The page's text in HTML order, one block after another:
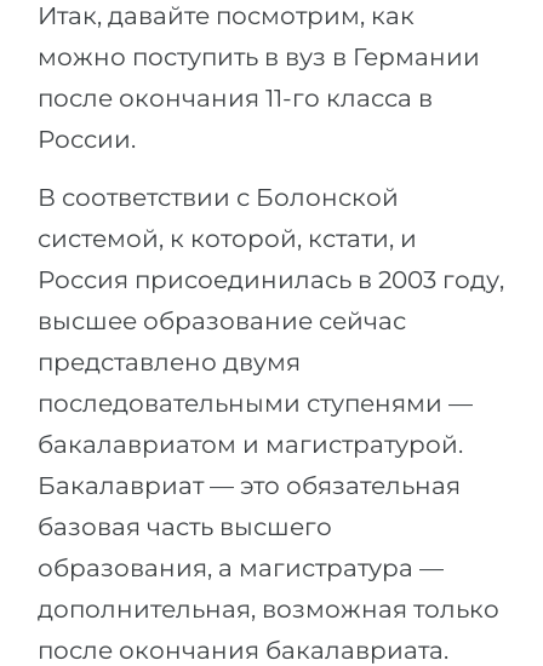
Итак, давайте посмотрим, как
можно поступить в вуз в Германии
после окончания 11-го класса в
России.
В соответствии с Болонской
системой, к которой, кстати, и
Россия присоединилась в 2003 году,
высшее образование сейчас
представлено двумя
последовательными ступенями —
бакалавриатом и магистратурой.
Бакалавриат — это обязательная
базовая часть высшего
образования, а магистратура —
дополнительная, возможная только
после окончания бакалавриата.